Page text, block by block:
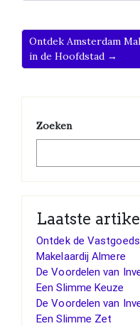
Ontdek Amsterdam
in de Hoofdstad →
Zoeken
Laatste
Ontdek de
Makelaardij Almere
De Voordelen van
Een Slimme Keuze
De Voordelen van
Een Slimme Zet